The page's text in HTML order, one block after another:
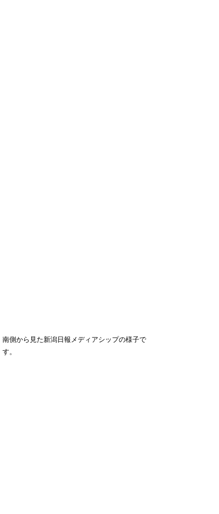
南側から見た新潟日報メディアシップの様子で
す。